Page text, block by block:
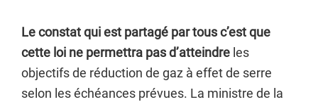
Le constat qui est partagé par tous c’est que
cette loi ne permettra pas d’atteindre les
objectifs de réduction de gaz à effet de serre
selon les échéances prévues. La ministre de la